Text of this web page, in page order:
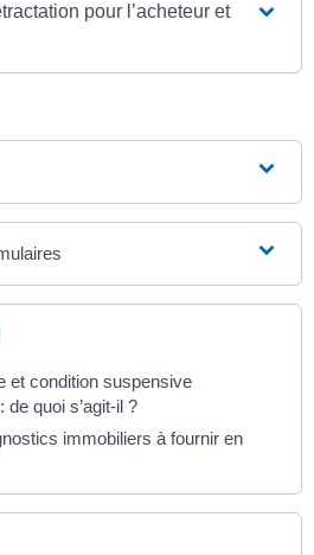
pour l’acheteur et
et condition suspensive
de quoi s’agit-il ?
immobiliers à fournir en